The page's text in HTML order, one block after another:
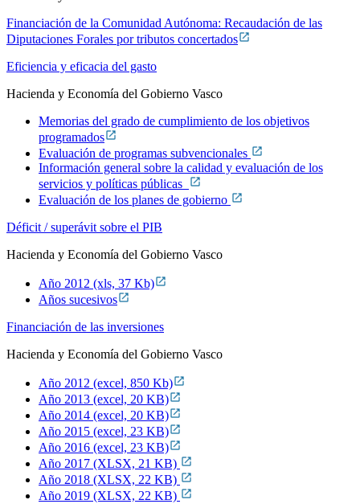
Financiación de la Comunidad Autónoma: Recaudación de las
Diputaciones Forales por tributos concertados
Eficiencia y eficacia del gasto
Hacienda y Economía del Gobierno Vasco
Memorias del grado de cumplimiento de los objetivos
programados
Evaluación de programas subvencionales
Información general sobre la calidad y evaluación de los
servicios y políticas públicas
Evaluación de los planes de gobierno
Déficit / superávit sobre el PIB
Hacienda y Economía del Gobierno Vasco
Año 2012 (xls, 37 Kb)
Años sucesivos
Financiación de las inversiones
Hacienda y Economía del Gobierno Vasco
Año 2012 (excel, 850 Kb)
Año 2013 (excel, 20 KB)
Año 2014 (excel, 20 KB)
Año 2015 (excel, 23 KB)
Año 2016 (excel, 23 KB)
Año 2017 (XLSX, 21 KB)
Año 2018 (XLSX, 22 KB)
Año 2019 (XLSX, 22 KB)